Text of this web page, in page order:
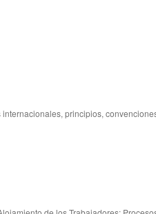
principios,